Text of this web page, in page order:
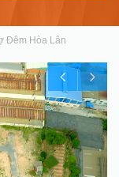
Đêm Hòa Lân